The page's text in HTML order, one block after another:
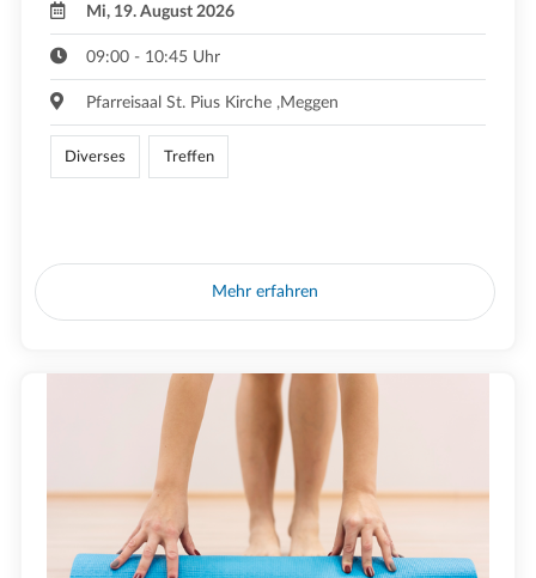
Mi, 19. August 2026
09:00 - 10:45 Uhr
Pfarreisaal St. Pius Kirche ,Meggen
Diverses Treffen
Mehr erfahren